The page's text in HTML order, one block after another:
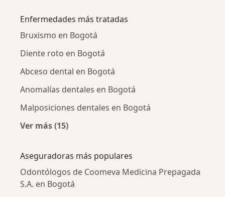
Enfermedades más tratadas
Bruxismo en Bogotá
Diente roto en Bogotá
Abceso dental en Bogotá
Anomalías dentales en Bogotá
Malposiciones dentales en Bogotá
Ver más (15)
Aseguradoras más populares
Odontólogos de Coomeva Medicina Prepagada
S.A. en Bogotá